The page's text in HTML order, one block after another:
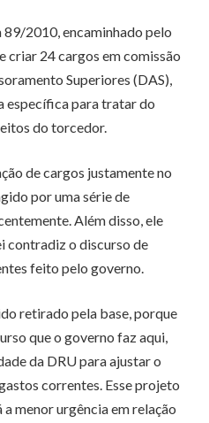
2010, encaminhado pelo
criar 24 cargos em comissão
Superiores (DAS),
específica para tratar do
do torcedor.
de cargos justamente no
por uma série de
Além disso, ele
contradiz o discurso de
feito pelo governo.
retirado pela base, porque
que o governo faz aqui,
da DRU para ajustar o
correntes. Esse projeto
menor urgência em relação